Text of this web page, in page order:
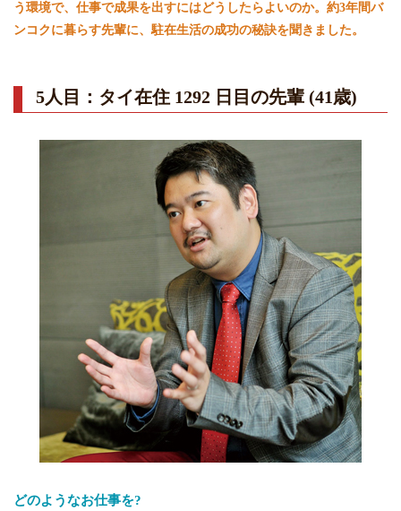
う環境で、仕事で成果を出すにはどうしたらよいのか。約3年間バ
ンコクに暮らす先輩に、駐在生活の成功の秘訣を聞きました。
5人目：タイ在住 1292 日目の先輩 (41歳)
どのようなお仕事を?